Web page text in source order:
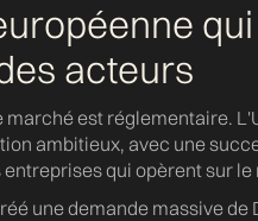
acteurs
est réglementaire.
ambitieux, avec une
qui opèrent sur
une demande massive